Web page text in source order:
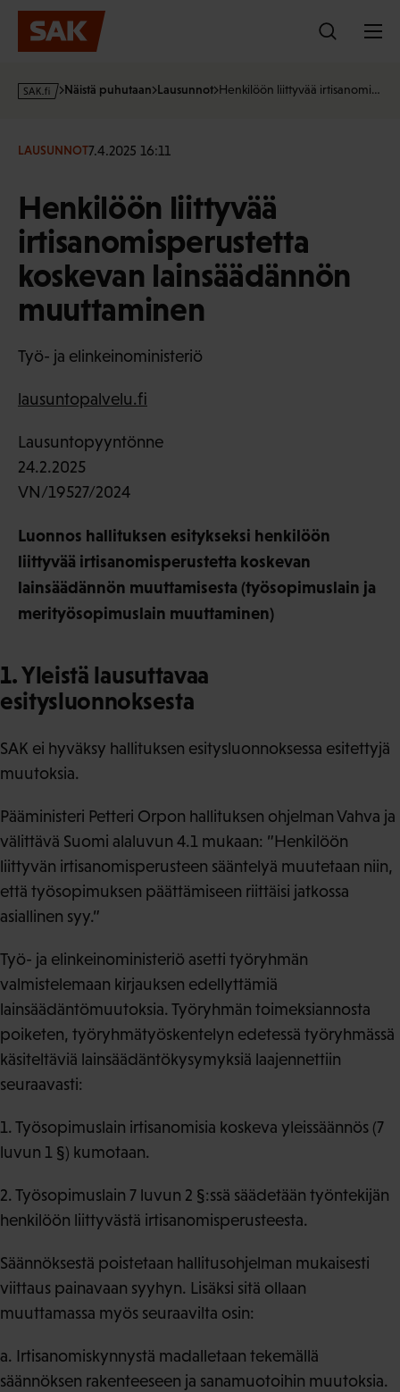
Hyppää
sisältöön
s
·
Näistä puhutaan Lausunnot Henkilöön liittyvää irtisanomi…
LAUSUNNOT7.4.2025 16:11
Henkilöön liittyvää
irtisanomisperustetta
koskevan lainsäädännön
muuttaminen
Työ- ja elinkeinoministeriö
lausuntopalvelu.fi
Lausuntopyyntönne
24.2.2025
VN/19527/2024
Luonnos hallituksen esitykseksi henkilöön
liittyvää irtisanomisperustetta koskevan
lainsäädännön muuttamisesta (työsopimuslain ja
merityösopimuslain muuttaminen)
1. Yleistä lausuttavaa
esitysluonnoksesta
SAK ei hyväksy hallituksen esitysluonnoksessa esitettyjä
muutoksia.
Pääministeri Petteri Orpon hallituksen ohjelman Vahva ja
välittävä Suomi alaluvun 4.1 mukaan: ”Henkilöön
liittyvän irtisanomisperusteen sääntelyä muutetaan niin,
että työsopimuksen päättämiseen riittäisi jatkossa
asiallinen syy.”
Työ- ja elinkeinoministeriö asetti työryhmän
valmistelemaan kirjauksen edellyttämiä
lainsäädäntömuutoksia. Työryhmän toimeksiannosta
poiketen, työryhmätyöskentelyn edetessä työryhmässä
käsiteltäviä lainsäädäntökysymyksiä laajennettiin
seuraavasti:
1. Työsopimuslain irtisanomisia koskeva yleissäännös (7
luvun 1 §) kumotaan.
2. Työsopimuslain 7 luvun 2 §:ssä säädetään työntekijän
henkilöön liittyvästä irtisanomisperusteesta.
Säännöksestä poistetaan hallitusohjelman mukaisesti
viittaus painavaan syyhyn. Lisäksi sitä ollaan
muuttamassa myös seuraavilta osin:
a. Irtisanomiskynnystä madalletaan tekemällä
säännöksen rakenteeseen ja sanamuotoihin muutoksia.